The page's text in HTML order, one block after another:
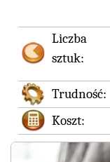
Liczba
sztuk:
Trudność:
Koszt: